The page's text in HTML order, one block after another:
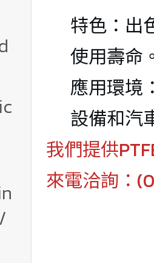
特色：出
使用壽
應用環境
設備和汽
我們提供
來電洽詢：